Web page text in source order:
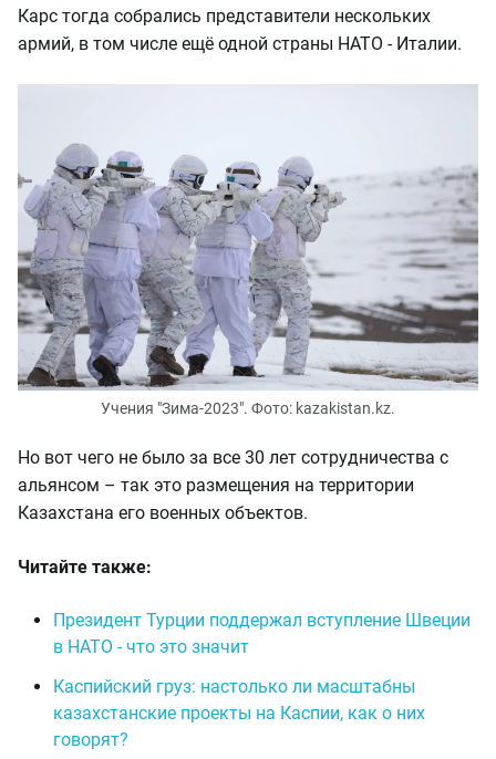
Карс тогда собрались представители нескольких
армий, в том числе ещё одной страны НАТО - Италии.
Учения "Зима-2023". Фото: kazakistan.kz.
Но вот чего не было за все 30 лет сотрудничества с
альянсом – так это размещения на территории
Казахстана его военных объектов.
Читайте также:
Президент Турции поддержал вступление Швеции
в НАТО - что это значит
Каспийский груз: настолько ли масштабны
казахстанские проекты на Каспии, как о них
говорят?